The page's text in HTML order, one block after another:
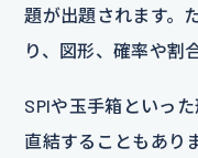
題が出題されます。
り、図形、確率や割
SPIや玉手箱といっ
直結することもあり